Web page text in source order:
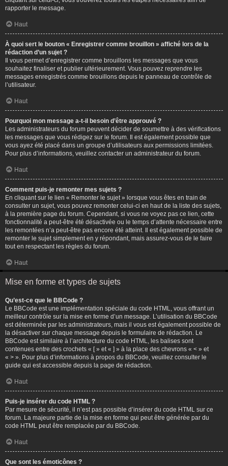
rapporter le message.
Haut
À quoi sert le bouton « Enregistrer comme brouillon » affiché lors de la
rédaction d’un sujet ?
Il vous permet d’enregistrer comme brouillons les messages que vous
souhaitez finaliser et publier ultérieurement. Vous pouvez reprendre les
messages enregistrés comme brouillons depuis le panneau de contrôle de
l’utilisateur.
Haut
Pourquoi mon message a-t-il besoin d’être approuvé ?
Les administrateurs du forum peuvent décider de soumettre à des vérifications
les messages que vous rédigez sur le forum. Il est également possible que
vous ayez été placé dans un groupe d’utilisateurs aux permissions limitées.
Pour plus d’informations, veuillez contacter un administrateur du forum.
Haut
Comment puis-je remonter mes sujets ?
En cliquant sur le lien « Remonter le sujet » lorsque vous êtes en train de
consulter un sujet, vous pouvez remonter celui-ci en haut de la liste des sujets,
à la première page du forum. Cependant, si vous ne voyez pas ce lien, cette
fonctionnalité a peut-être été désactivée ou le temps d’attente nécessaire entre
les remontées n’a peut-être pas encore été atteint. Il est également possible de
remonter le sujet simplement en y répondant, mais assurez-vous de le faire
tout en respectant les règles du forum.
Haut
Mise en forme et types de sujets
Qu’est-ce que le BBCode ?
Le BBCode est une implémentation spéciale du code HTML, vous offrant un
meilleur contrôle sur la mise en forme d’un message. L’utilisation du BBCode
est déterminée par les administrateurs, mais il vous est également possible de
la désactiver sur chaque message depuis le formulaire de rédaction. Le
BBCode est similaire à l’architecture du code HTML, les balises sont
contenues entre des crochets « [ » et « ] » à la place des chevrons « < » et
« > ». Pour plus d’informations à propos du BBCode, veuillez consulter le
guide qui est accessible depuis la page de rédaction.
Haut
Puis-je insérer du code HTML ?
Par mesure de sécurité, il n’est pas possible d’insérer du code HTML sur ce
forum. La majeure partie de la mise en forme qui peut être générée par du
code HTML peut être remplacée par du BBCode.
Haut
Que sont les émoticônes ?